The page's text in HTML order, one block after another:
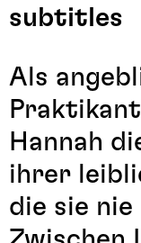
subtitles
Als
Hannah
ihrer
die sie nie